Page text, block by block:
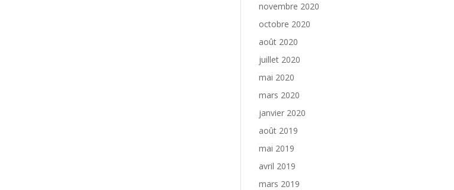
novembre 2020
octobre 2020
août 2020
juillet 2020
mai 2020
mars 2020
janvier 2020
août 2019
mai 2019
avril 2019
mars 2019